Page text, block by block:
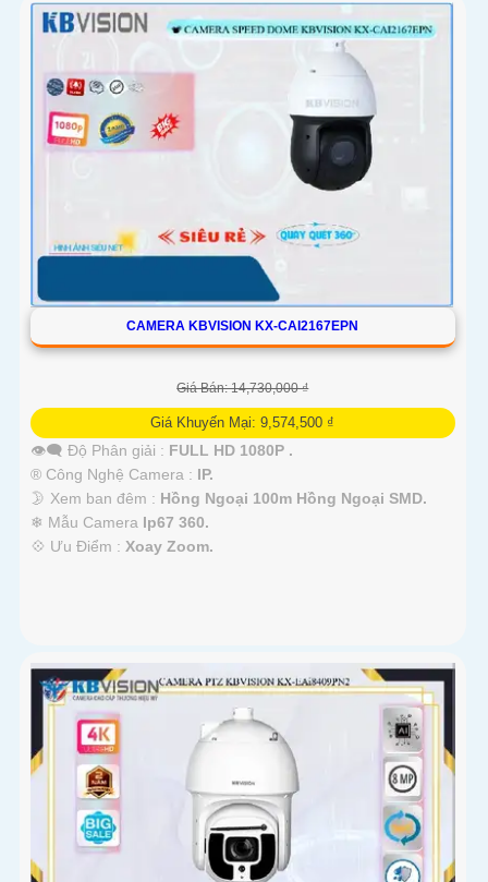
CAMERA KBVISION KX-CAI2167EPN
Giá Bán: 14,730,000 ₫
Giá Khuyến Mại: 9,574,500 ₫
👁️‍🗨 Độ Phân giải : FULL HD 1080P .
®️ Công Nghệ Camera : IP.
🌛 Xem ban đêm : Hồng Ngoại 100m Hồng Ngoại SMD.
❄ Mẫu Camera Ip67 360.
️💠 Ưu Điểm : Xoay Zoom.